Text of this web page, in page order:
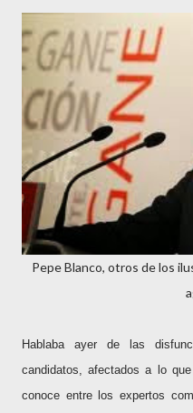
Pepe Blanco, otros de los
Hablaba ayer de las
candidatos, afectados a lo
conoce entre los expertos